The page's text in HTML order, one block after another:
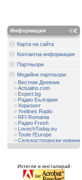
Информация
Карта на сайта
Контактна информация
Партньори
Медийни партньори
Вестник Дневник
Actualno.com
Expert.bg
Радио България
Хоризонт
Yvelines Radio
RFI Romania
Радио Fresh
LovechToday.eu
Toute l'Europe
Селскостопански новини
Изтегли и инсталирай